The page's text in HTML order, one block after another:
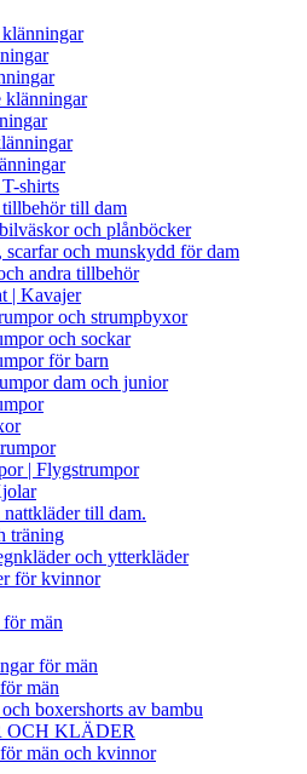
klänningar
shirts
tillbehör till dam
och plånböcker
scarfar och munskydd för dam
andra tillbehör
| Kavajer
och strumpbyxor
och sockar
för barn
dam och junior
| Flygstrumpor
till dam.
träning
och ytterkläder
för kvinnor
män
för män
män
boxershorts av bambu
OCH KLÄDER
män och kvinnor